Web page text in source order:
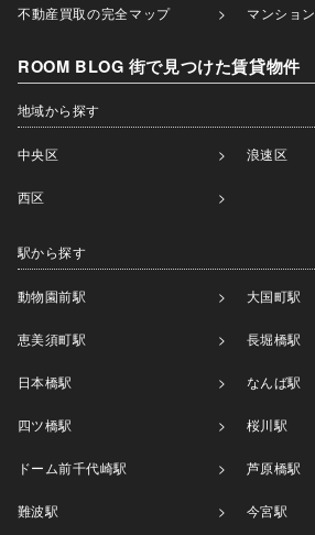
不動産買取の完全マップ
マンション
ROOM BLOG 街で見つけた賃貸物件
地域から探す
中央区 浪速区
西区
駅から探す
動物園前駅 大国町駅
恵美須町駅 長堀橋駅
日本橋駅 なんば駅
四ツ橋駅 桜川駅
ドーム前千代崎駅 芦原橋駅
難波駅 今宮駅